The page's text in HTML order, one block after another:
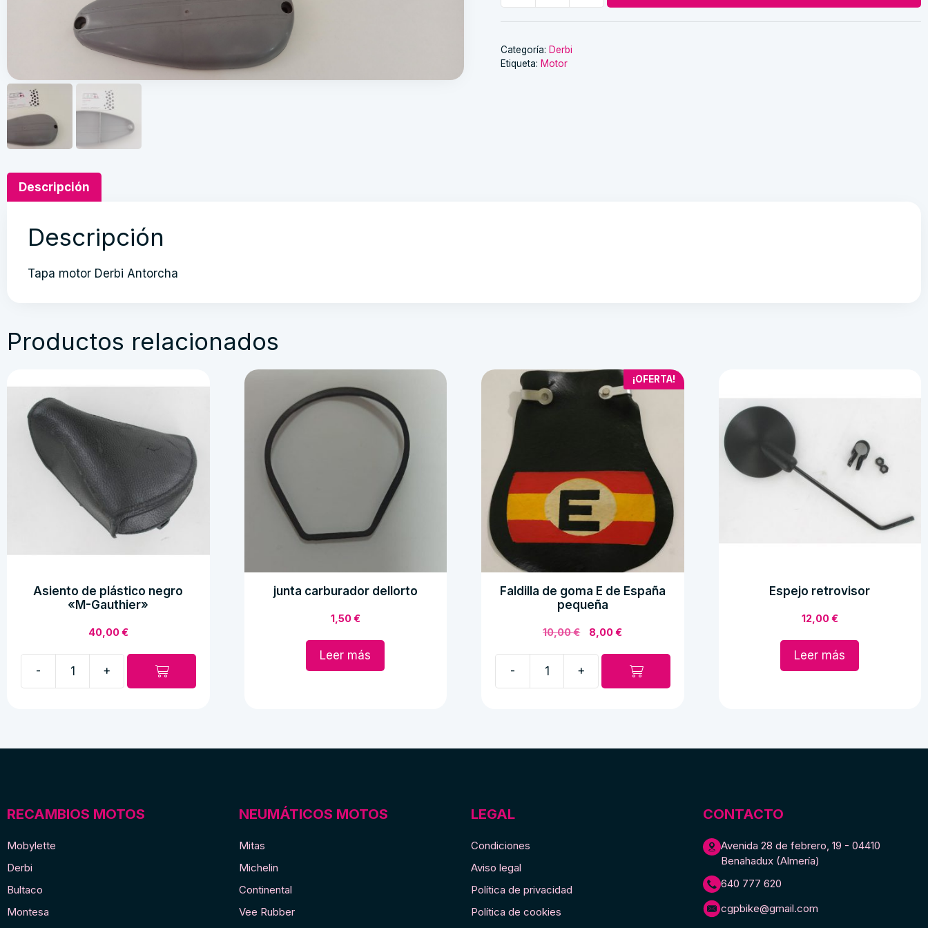
Antorcha
cantidad
Categoría: Derbi
Etiqueta: Motor
Descripción
Descripción
Tapa motor Derbi Antorcha
Productos relacionados
Asiento de plástico negro
«M-Gauthier»
40,00€
-
"M-
+
junta carburador dellorto
1,50€
Leer más
¡OFERTA!
Faldilla de goma E de España
pequeña
10,00€
El
original
10,00 €.
8,00€El
es:
8,00 €.
-
de
+
Espejo retrovisor
12,00€
Leer más
RECAMBIOS MOTOS
Mobylette
Derbi
Bultaco
Montesa
NEUMÁTICOS MOTOS
Mitas
Michelin
Continental
Vee Rubber
LEGAL
Condiciones
Aviso legal
Política de privacidad
Política de cookies
CONTACTO
Avenida 28 de febrero, 19 - 04410
Benahadux (Almería)
640 777 620
cgpbike@gmail.com